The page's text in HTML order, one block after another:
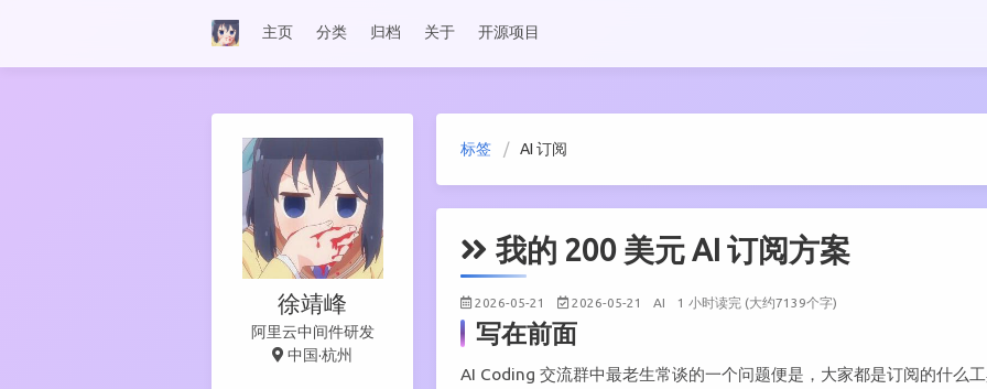
主页 分类 归档 关于 开源项目
标签 AI 订阅
我的 200 美元 AI 订阅方案
2026-05-21 2026-05-21 AI 1 小时读完 (大约7139个字)
写在前面
AI Coding 交流群中最老生常谈的一个问题便是，大家都是订阅的什么
徐靖峰
阿里云中间件研发
中国·杭州